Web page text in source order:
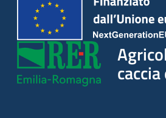
Agricoltura,
caccia e
pesca